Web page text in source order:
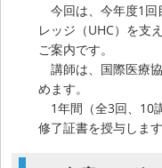
今回は、今年度1回
レッジ（UHC）を支
ご案内です。
講師は、国際医療
めます。
1年間（全3回、10
修了証書を授与します